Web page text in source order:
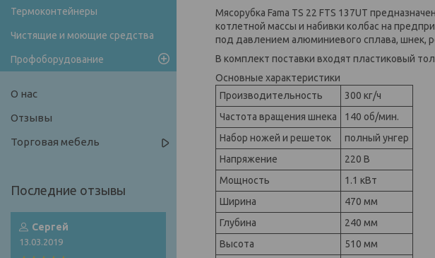
Мясорубка Fama TS 22 FTS 137UT
котлетной массы и набивки колбас на
под давлением алюминиевого сплава, шнек,
В комплект поставки входят пластиковый
Основные характеристики
Производительность
300 кг/ч
Частота вращения шнека
140 об/мин.
Набор ножей и решеток
полный унгер
Напряжение
220 В
Мощность
1.1 кВт
Ширина
470 мм
Глубина
240 мм
Высота
510 мм
Термоконтейнеры
Чистящие и моющие средства
Профоборудование
О нас
Отзывы
Торговая мебель
Сергей
13.03.2019